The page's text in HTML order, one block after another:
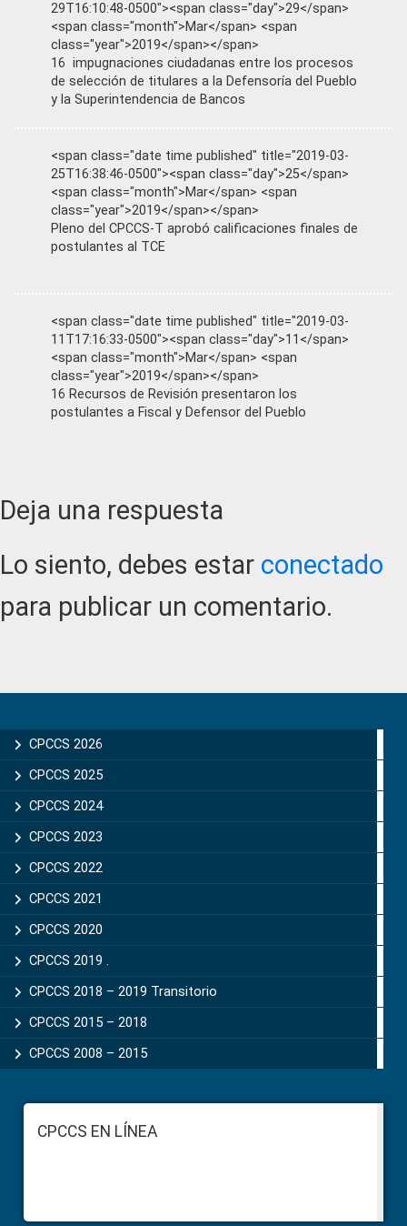
29T16:10:48-0500"><span class="day">29</span>
<span class="month">Mar</span> <span
class="year">2019</span></span>
16 impugnaciones ciudadanas entre los procesos
de selección de titulares a la Defensoría del Pueblo
y la Superintendencia de Bancos
<span class="date time published" title="2019-03-
25T16:38:46-0500"><span class="day">25</span>
<span class="month">Mar</span> <span
class="year">2019</span></span>
Pleno del CPCCS-T aprobó calificaciones finales de
postulantes al TCE
<span class="date time published" title="2019-03-
11T17:16:33-0500"><span class="day">11</span>
<span class="month">Mar</span> <span
class="year">2019</span></span>
16 Recursos de Revisión presentaron los
postulantes a Fiscal y Defensor del Pueblo
Reader
Interactions
Deja una respuesta
Lo siento, debes estar conectado
para publicar un comentario.
Sidebar
CPCCS 2026
CPCCS 2025
CPCCS 2024
CPCCS 2023
CPCCS 2022
CPCCS 2021
CPCCS 2020
CPCCS 2019 .
CPCCS 2018 – 2019 Transitorio
CPCCS 2015 – 2018
CPCCS 2008 – 2015
FooterCPCCS EN LÍNEA